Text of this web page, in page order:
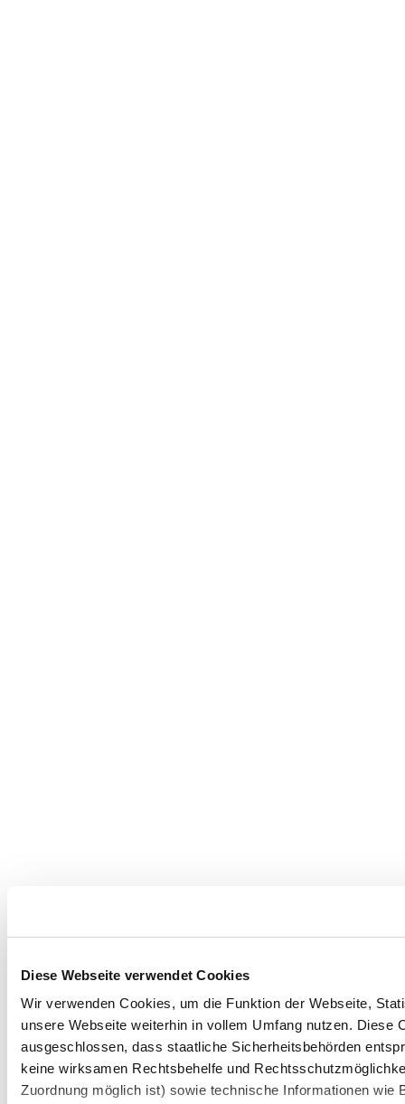
Diese Webseite verwendet Cookies
Wir verwenden Cookies, um die Funktion der Webseite,
unsere Webseite weiterhin in vollem Umfang nutzen.
ausgeschlossen, dass staatliche Sicherheitsbehörden
keine wirksamen Rechtsbehelfe und
Zuordnung möglich ist) sowie technische Informationen